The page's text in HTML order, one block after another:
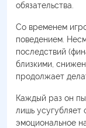
обязательства.
Со временем
поведением.
последствий
близкими,
продолжает
Каждый раз он
лишь усугубляет
эмоциональное